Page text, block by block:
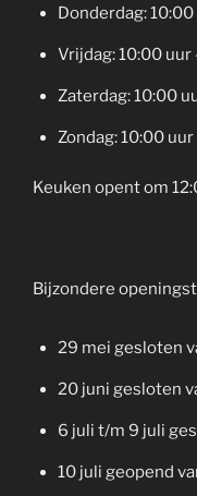
Donderdag:
Vrijdag: 10:00 uur
Zaterdag: 10:00
Zondag: 10:00
Keuken opent om
Bijzondere
29 mei gesloten
20 juni gesloten
6 juli t/m 9 juli
10 juli geopend